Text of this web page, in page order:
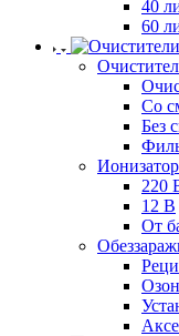
40
60
Cо
Без
220
12 В
От